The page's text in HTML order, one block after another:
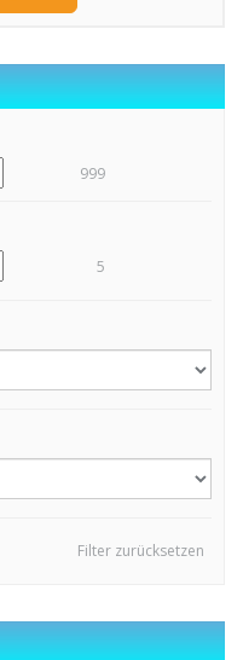
999
5
Filter zurücksetzen